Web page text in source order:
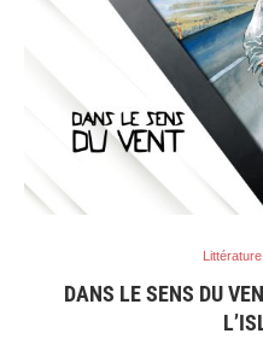
Littérature
DANS LE SENS DU